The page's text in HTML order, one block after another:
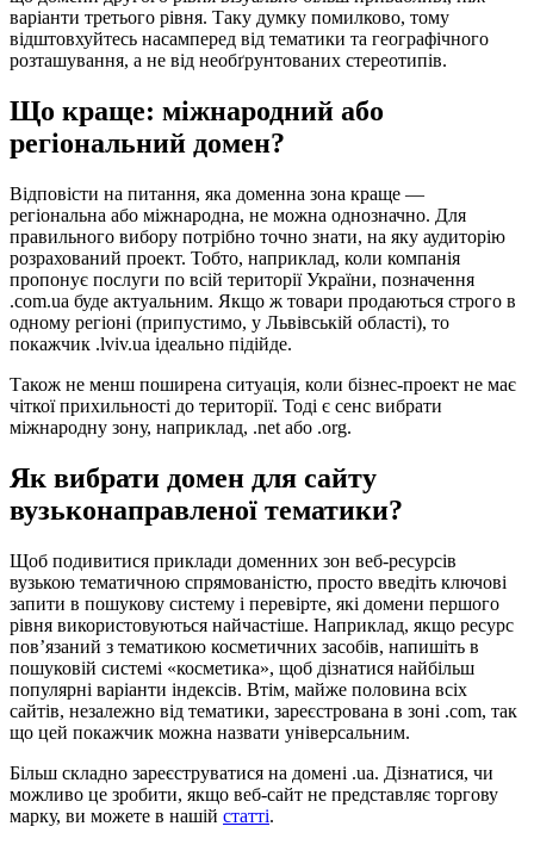
варіанти третього рівня. Таку думку помилково, тому
відштовхуйтесь насамперед від тематики та географічного
розташування, а не від необґрунтованих стереотипів.
Що краще: міжнародний або
регіональний домен?
Відповісти на питання, яка доменна зона краще —
регіональна або міжнародна, не можна однозначно. Для
правильного вибору потрібно точно знати, на яку аудиторію
розрахований проект. Тобто, наприклад, коли компанія
пропонує послуги по всій території України, позначення
.com.ua буде актуальним. Якщо ж товари продаються строго в
одному регіоні (припустимо, у Львівській області), то
покажчик .lviv.ua ідеально підійде.
Також не менш поширена ситуація, коли бізнес-проект не має
чіткої прихильності до території. Тоді є сенс вибрати
міжнародну зону, наприклад, .net або .org.
Як вибрати домен для сайту
вузьконаправленої тематики?
Щоб подивитися приклади доменних зон веб-ресурсів
вузькою тематичною спрямованістю, просто введіть ключові
запити в пошукову систему і перевірте, які домени першого
рівня використовуються найчастіше. Наприклад, якщо ресурс
пов’язаний з тематикою косметичних засобів, напишіть в
пошуковій системі «косметика», щоб дізнатися найбільш
популярні варіанти індексів. Втім, майже половина всіх
сайтів, незалежно від тематики, зареєстрована в зоні .com, так
що цей покажчик можна назвати універсальним.
Більш складно зареєструватися на домені .ua. Дізнатися, чи
можливо це зробити, якщо веб-сайт не представляє торгову
марку, ви можете в нашій статті.